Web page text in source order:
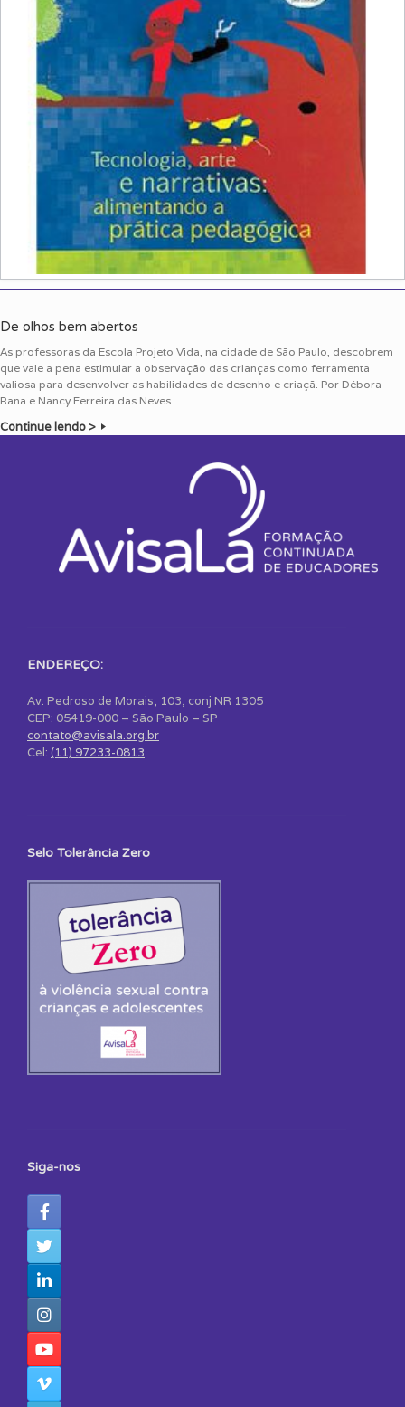
De olhos bem abertos
As professoras da Escola Projeto Vida, na cidade de São Paulo, descobrem
que vale a pena estimular a observação das crianças como ferramenta
valiosa para desenvolver as habilidades de desenho e criaçã. Por Débora
Rana e Nancy Ferreira das Neves
Continue lendo >
ENDEREÇO:
Av. Pedroso de Morais, 103, conj NR 1305
CEP: 05419-000 – São Paulo – SP
contato@avisala.org.br
Cel: (11) 97233-0813
Selo Tolerância Zero
Siga-nos